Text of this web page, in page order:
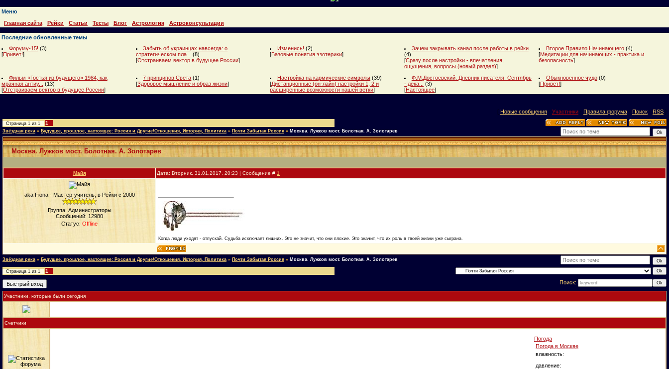
Меню
Главная сайта
Рейки Статьи Тесты Блог Астрология Астроконсультации
Последние обновленные темы
Форуму-15! (3)
[Привет!]
Забыть об украинцах навсегда: о
стратегическом пла...
(8)
[Отстраиваем вектор в будущее России]
Изменись! (2)
[Базовые понятия эзотерики]
Зачем закрывать канал после работы в рейки
(4)
[Сразу после настройки - впечатления,
ощущения, вопросы (новый раздел)]
Второе Правило Начинающего (4)
[Медитации для начинающих - практика и
безопасность]
Фильм «Гостья из будущего» 1984, как
мрачная антиу...
(13)
[Отстраиваем вектор в будущее России]
7 принципов Света (1)
[Здоровое мышление и образ жизни]
Настройка на кармические символы (39)
[Дистанционные (он-лайн) настройки 1, 2 и
расширенные возможности нашей ветки]
Ф.М.Достоевский. Дневник писателя. Сентябрь
- дека...
(3)
[Настоящее]
Обыкновенное чудо (0)
[Привет!]
[ Новые сообщения · Участники · Правила форума · Поиск · RSS ]
Страница 1 из 1 1
Звёздная река » Будущее, прошлое, настоящее: Россия и Другие/Отношения, История, Политика » Почти Забытая Россия » Москва. Лужков мост. Болотная. А. Золотарев
Москва. Лужков мост. Болотная. А. Золотарев
Майя Дата: Вторник, 31.01.2017, 20:23 | Сообщение # 1
aka Fiona - Мастер-учитель, в Рейки с 2000
Группа: Администраторы
Сообщений: 12980
Статус: Offline
Когда люди уходят - отпускай. Судьба исключает лишних. Это не значит, что они плохие. Это значит, что их роль в твоей жизни уже сыграна.
Звёздная река » Будущее, прошлое, настоящее: Россия и Другие/Отношения, История, Политика » Почти Забытая Россия » Москва. Лужков мост. Болотная. А. Золотарев
Страница 1 из 1
1
Поиск:
Участники, которые были сегодня
Счетчики
Погода
Погода в Москве
влажность:
давление: